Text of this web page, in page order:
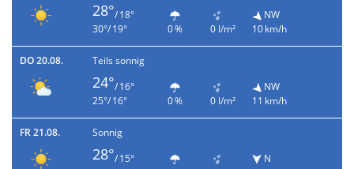
28°/ 18°
30°/ 19°
0 % 0 l/m²
NW
10 km/h
DO 20.08. Teils sonnig
24°/ 16°
25°/ 16°
0 % 0 l/m²
NW
11 km/h
FR 21.08. Sonnig
28°/ 15°
N